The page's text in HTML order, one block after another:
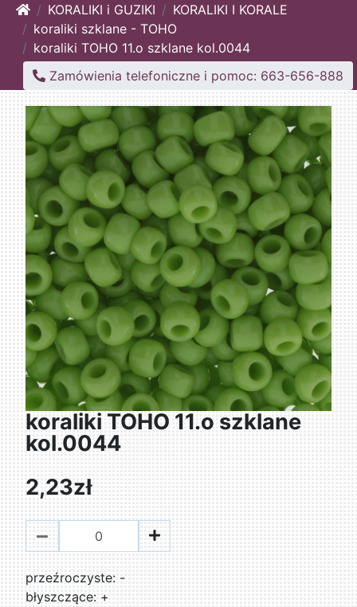
HomeKORALIKI i GUZIKI
KORALIKI I KORALE
koraliki szklane - TOHO
koraliki TOHO 11.o szklane kol.0044
Zamówienia telefoniczne i pomoc: 663-656-888
koraliki TOHO 11.o szklane
kol.0044
2,23zł
przeźroczyste: -
błyszczące: +